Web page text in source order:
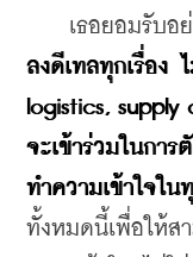
เธอยอมรับอย่า
ลงดีเทลทุกเรื่อง
logistics,
จะเข้าร่วมในกา
ทำความเข้าใจใน
ทั้งหมดนี้เพื่อให้ส